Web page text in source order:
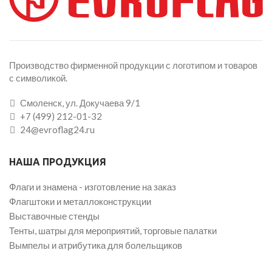
Производство фирменной продукции с логотипом и товаров
с символикой.
Смоленск, ул. Докучаева 9/1
+7 (499) 212-01-32
24@evroflag24.ru
НАША ПРОДУКЦИЯ
Флаги и знамена - изготовление на заказ
Флагштоки и металлоконструкции
Выставочные стенды
Тенты, шатры для мероприятий, торговые палатки
Вымпелы и атрибутика для болельщиков